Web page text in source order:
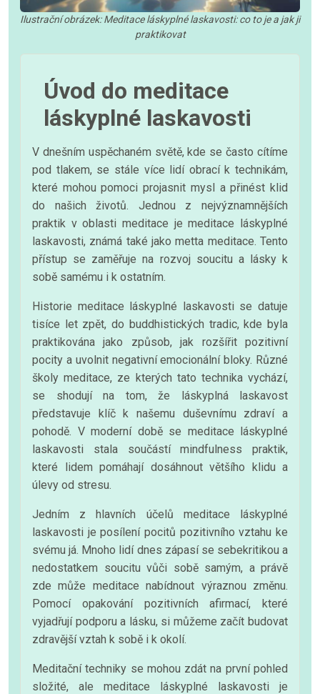
Ilustrační obrázek: Meditace láskyplné laskavosti: co to je a jak ji
praktikovat
Úvod do meditace
láskyplné laskavosti
V dnešním uspěchaném světě, kde se často cítíme
pod tlakem, se stále více lidí obrací k technikám,
které mohou pomoci projasnit mysl a přinést klid
do našich životů. Jednou z nejvýznamnějších
praktik v oblasti meditace je meditace láskyplné
laskavosti, známá také jako metta meditace. Tento
přístup se zaměřuje na rozvoj soucitu a lásky k
sobě samému i k ostatním.
Historie meditace láskyplné laskavosti se datuje
tisíce let zpět, do buddhistických tradic, kde byla
praktikována jako způsob, jak rozšířit pozitivní
pocity a uvolnit negativní emocionální bloky. Různé
školy meditace, ze kterých tato technika vychází,
se shodují na tom, že láskyplná laskavost
představuje klíč k našemu duševnímu zdraví a
pohodě. V moderní době se meditace láskyplné
laskavosti stala součástí mindfulness praktik,
které lidem pomáhají dosáhnout většího klidu a
úlevy od stresu.
Jedním z hlavních účelů meditace láskyplné
laskavosti je posílení pocitů pozitivního vztahu ke
svému já. Mnoho lidí dnes zápasí se sebekritikou a
nedostatkem soucitu vůči sobě samým, a právě
zde může meditace nabídnout výraznou změnu.
Pomocí opakování pozitivních afirmací, které
vyjadřují podporu a lásku, si můžeme začít budovat
zdravější vztah k sobě i k okolí.
Meditační techniky se mohou zdát na první pohled
složité, ale meditace láskyplné laskavosti je